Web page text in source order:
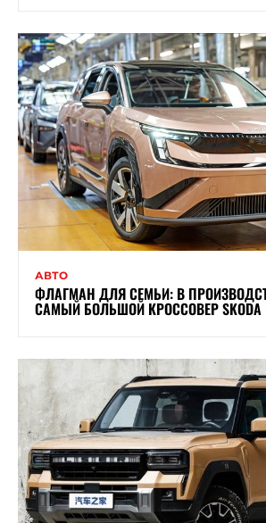
АВТО
ФЛАГМАН ДЛЯ СЕМЬИ: В
САМЫЙ БОЛЬШОЙ КРОССОВЕР